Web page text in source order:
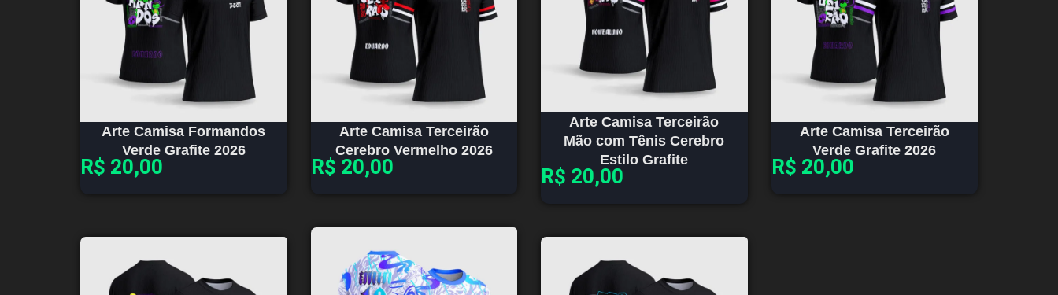
Arte Camisa Formandos
Verde Grafite 2026
R$ 20,00
Arte Camisa Terceirão
Cerebro Vermelho 2026
R$ 20,00
Arte Camisa Terceirão
Mão com Tênis Cerebro
Estilo Grafite
R$ 20,00
Arte Camisa Terceirão
Verde Grafite 2026
R$ 20,00